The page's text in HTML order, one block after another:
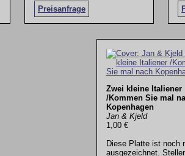
Preisanfrage
Zwei kleine Italiener
/Kommen Sie mal
Kopenhagen
Jan & Kjeld
1,00 €
Diese Platte ist noch
ausgezeichnet.